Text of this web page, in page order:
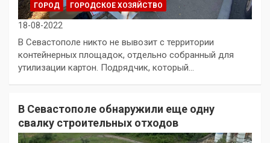
ГОРОД ГОРОДСКОЕ ХОЗЯЙСТВО
18-08-2022
В Севастополе никто не вывозит с территории
контейнерных площадок, отдельно собранный для
утилизации картон. Подрядчик, который…
В Севастополе обнаружили еще одну
свалку строительных отходов